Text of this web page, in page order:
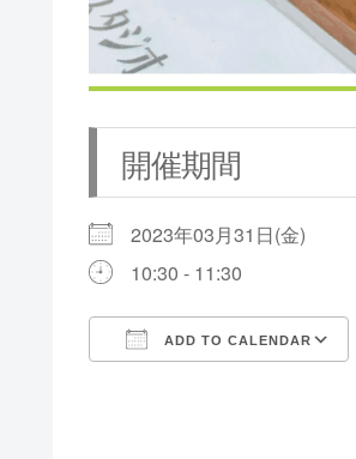
開催期間
2023年03月31日(金)
10:30 - 11:30
ADD TO CALENDAR